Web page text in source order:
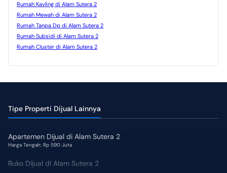
Rumah Kavling di Alam Sutera 2
Rumah Mewah di Alam Sutera 2
Rumah Tanpa Dp di Alam Sutera 2
Rumah Subsidi di Alam Sutera 2
Rumah Cluster di Alam Sutera 2
Tipe Properti Dijual Lainnya
Apartemen Dijual di Alam Sutera 2
Harga Tengah: Rp 590 Juta
Ruko Dijual di Alam Sutera 2